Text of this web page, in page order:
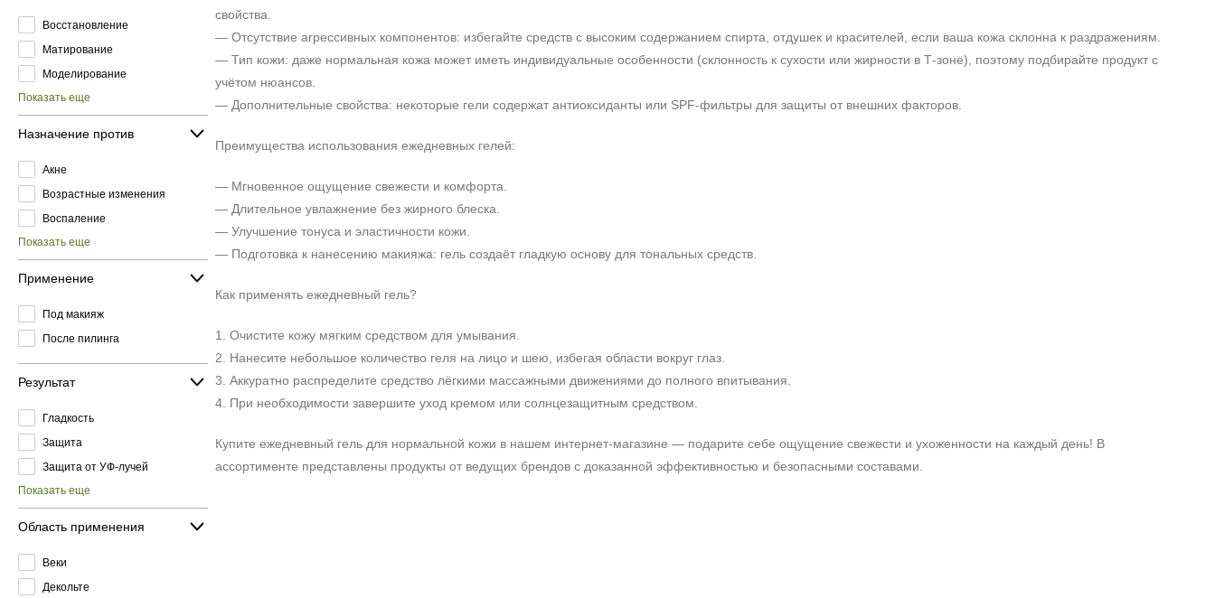
Восстановление
Матирование
Моделирование
Показать еще
Назначение против
Акне
Возрастные изменения
Воспаление
Показать еще
Применение
Под макияж
После пилинга
Результат
Гладкость
Защита
Защита от УФ-лучей
Показать еще
Область применения
Веки
Декольте
свойства.
— Отсутствие агрессивных компонентов: избегайте средств с высоким содержанием спирта, отдушек и красителей, если ваша кожа склонна к раздражениям.
— Тип кожи: даже нормальная кожа может иметь индивидуальные особенности (склонность к сухости или жирности в Т‑зоне), поэтому подбирайте продукт с
учётом нюансов.
— Дополнительные свойства: некоторые гели содержат антиоксиданты или SPF-фильтры для защиты от внешних факторов.
Преимущества использования ежедневных гелей:
— Мгновенное ощущение свежести и комфорта.
— Длительное увлажнение без жирного блеска.
— Улучшение тонуса и эластичности кожи.
— Подготовка к нанесению макияжа: гель создаёт гладкую основу для тональных средств.
Как применять ежедневный гель?
1. Очистите кожу мягким средством для умывания.
2. Нанесите небольшое количество геля на лицо и шею, избегая области вокруг глаз.
3. Аккуратно распределите средство лёгкими массажными движениями до полного впитывания.
4. При необходимости завершите уход кремом или солнцезащитным средством.
Купите ежедневный гель для нормальной кожи в нашем интернет‑магазине — подарите себе ощущение свежести и ухоженности на каждый день! В
ассортименте представлены продукты от ведущих брендов с доказанной эффективностью и безопасными составами.
Не показывать предложение о консультации
+7 (495) 640-58-89
+7 (929) 933-09-89